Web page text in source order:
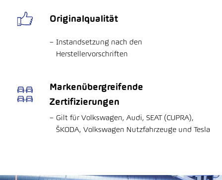
Originalqualität
Instandsetzung nach den
Herstellervorschriften
Markenübergreifende
Zertifizierungen
Gilt für Volkswagen, Audi, SEAT (CUPRA),
ŠKODA, Volkswagen Nutzfahrzeuge und Tesla